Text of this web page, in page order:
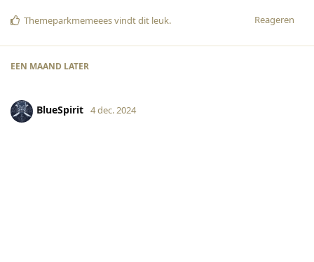
Reageren
Themeparkmemeeesvindt dit leuk.
EEN MAAND LATER
BlueSpirit 4 dec. 2024